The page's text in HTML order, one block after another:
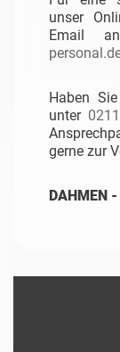
unser
Email
Haben
unter
gerne zur
DAHMEN